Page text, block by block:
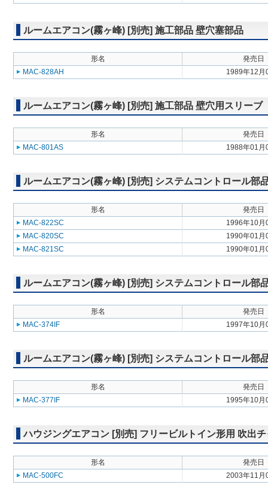
ルームエアコン(霧ヶ峰) [別売] 施工部品 壁穴塞部品
形名
発売日
MAC-828AH
1989年12月
ルームエアコン(霧ヶ峰) [別売] 施工部品 壁穴用スリーブ
形名
発売日
MAC-801AS
1988年01月
ルームエアコン(霧ヶ峰) [別売] システムコントロール部
形名
発売日
MAC-822SC
1996年10月
MAC-820SC
1990年01月
MAC-821SC
1990年01月
ルームエアコン(霧ヶ峰) [別売] システムコントロール部
形名
発売日
MAC-374IF
1997年10月
ルームエアコン(霧ヶ峰) [別売] システムコントロール部
形名
発売日
MAC-377IF
1995年10月
ハウジングエアコン [別売] フリービルトイン形用 吹
形名
発売日
MAC-500FC
2003年11月